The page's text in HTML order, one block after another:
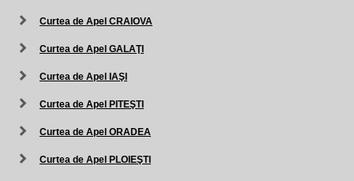
Curtea de Apel CRAIOVA
Curtea de Apel GALAŢI
Curtea de Apel IAŞI
Curtea de Apel PITEŞTI
Curtea de Apel ORADEA
Curtea de Apel PLOIEŞTI